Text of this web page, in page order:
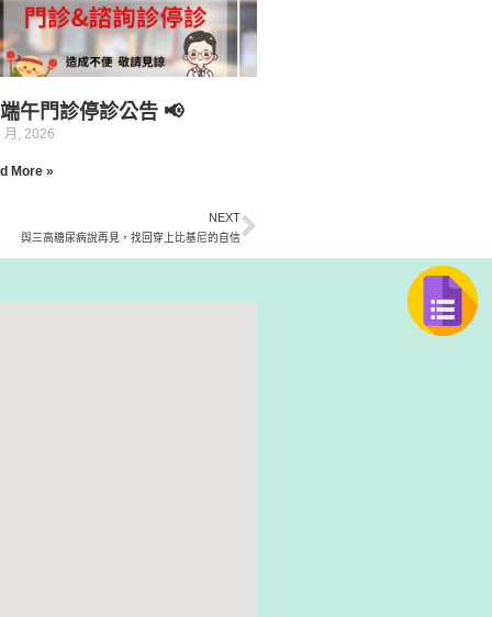
午門診停診公告 📢
月, 2026
More »
NEXT
與三高糖尿病說再見，找回穿上比基尼的自信